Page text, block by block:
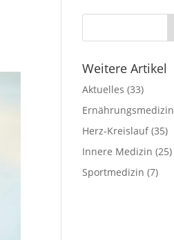
Weitere Artikel
Aktuelles (33)
Ernährungsmedizin
Herz-Kreislauf(35)
Innere Medizin (25)
Sportmedizin (7)